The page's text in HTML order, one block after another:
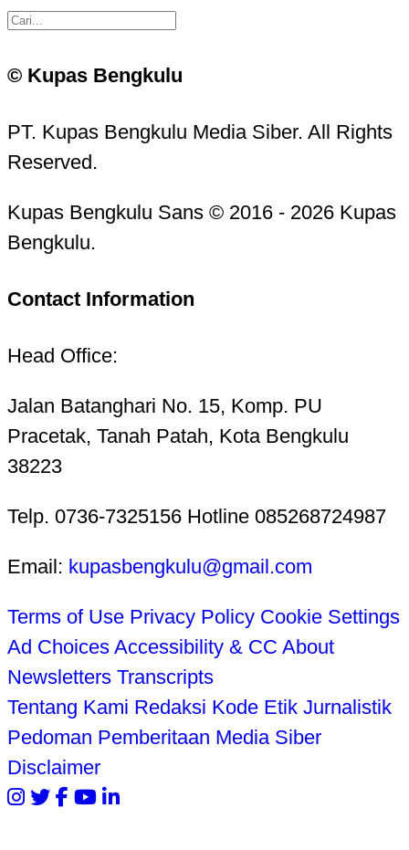
© Kupas Bengkulu
PT. Kupas Bengkulu Media Siber. All Rights
Reserved.
Kupas Bengkulu Sans © 2016 - 2026 Kupas
Bengkulu.
Contact Information
Head Office:
Jalan Batanghari No. 15, Komp. PU
Pracetak, Tanah Patah, Kota Bengkulu
38223
Telp. 0736-7325156 Hotline 085268724987
Email: kupasbengkulu@gmail.com
Terms of Use Privacy Policy Cookie Settings
Ad Choices Accessibility & CC About
Newsletters Transcripts
Tentang Kami Redaksi Kode Etik Jurnalistik
Pedoman Pemberitaan Media Siber
Disclaimer